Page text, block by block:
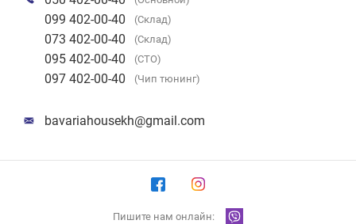
099 402-00-40 (Склад)
073 402-00-40 (Склад)
095 402-00-40 (СТО)
097 402-00-40 (Чип тюнинг)
bavariahousekh@gmail.com
Пишите нам онлайн: